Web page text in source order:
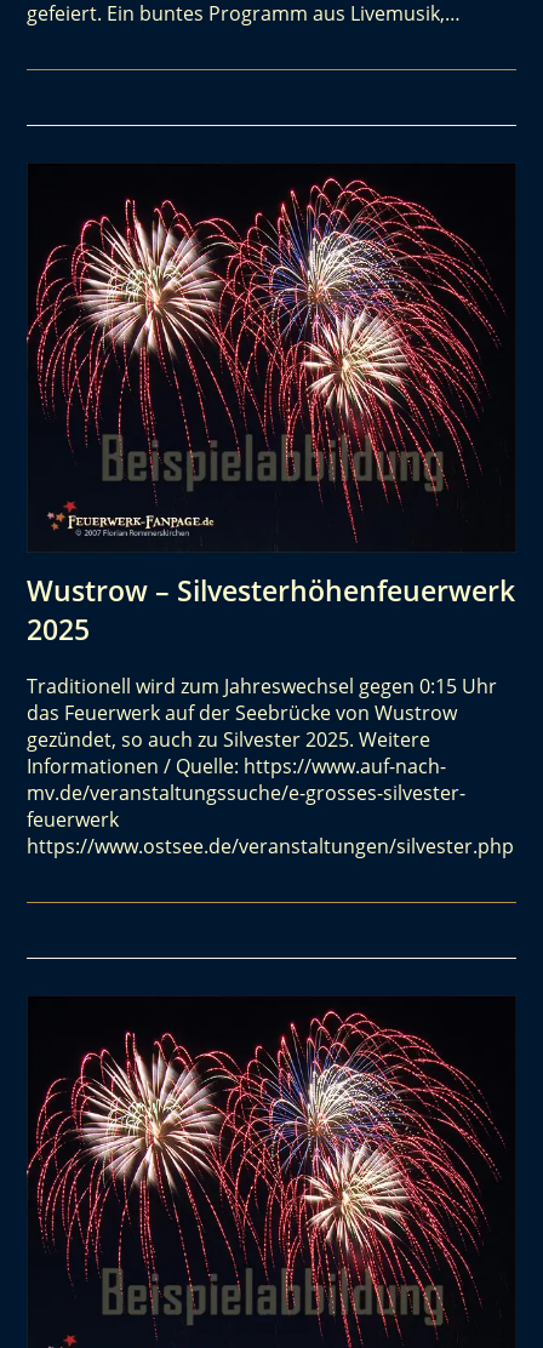
gefeiert. Ein buntes Programm aus Livemusik,…
Wustrow – Silvesterhöhenfeuerwerk
2025
Traditionell wird zum Jahreswechsel gegen 0:15 Uhr
das Feuerwerk auf der Seebrücke von Wustrow
gezündet, so auch zu Silvester 2025. Weitere
Informationen / Quelle: https://www.auf-nach-
mv.de/veranstaltungssuche/e-grosses-silvester-
feuerwerk
https://www.ostsee.de/veranstaltungen/silvester.php